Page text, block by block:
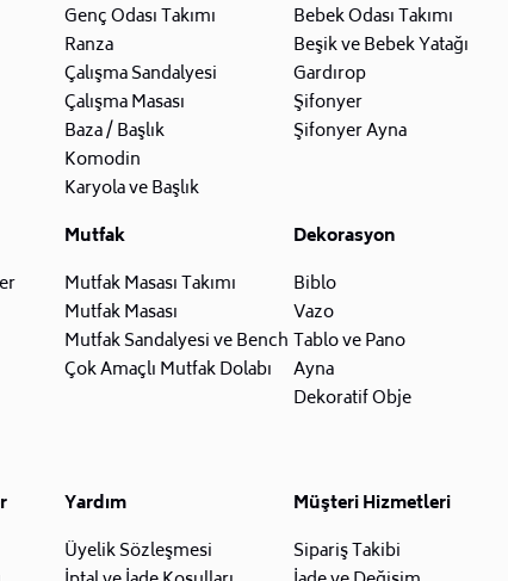
Genç Odası Takımı
Ranza
Çalışma Sandalyesi
Çalışma Masası
Baza / Başlık
Komodin
Karyola ve Başlık
Bebek Odası Takımı
Beşik ve Bebek Yatağı
Gardırop
Şifonyer
Şifonyer Ayna
Mutfak
Mutfak Masası Takımı
Mutfak Masası
Mutfak Sandalyesi ve Bench
Çok Amaçlı Mutfak Dolabı
Dekorasyon
Biblo
Vazo
Tablo ve Pano
Ayna
Dekoratif Obje
Yardım
Üyelik Sözleşmesi
Müşteri Hizmetleri
Sipariş Takibi